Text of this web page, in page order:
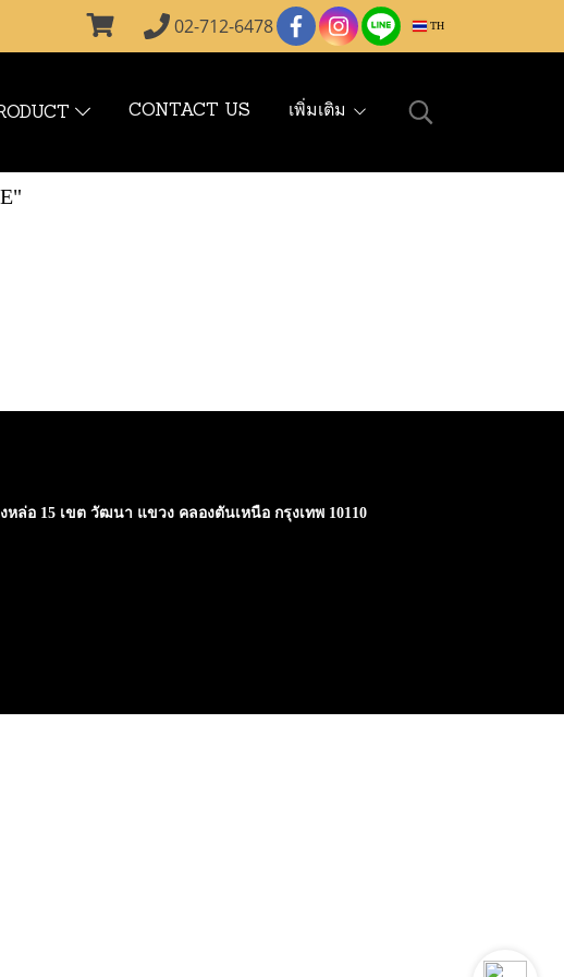
02-712-6478 TH
CONTACT US เพิ่มเติม
หล่อ 15 เขต วัฒนา แขวง คลองตันเหนือ กรุงเทพ 10110